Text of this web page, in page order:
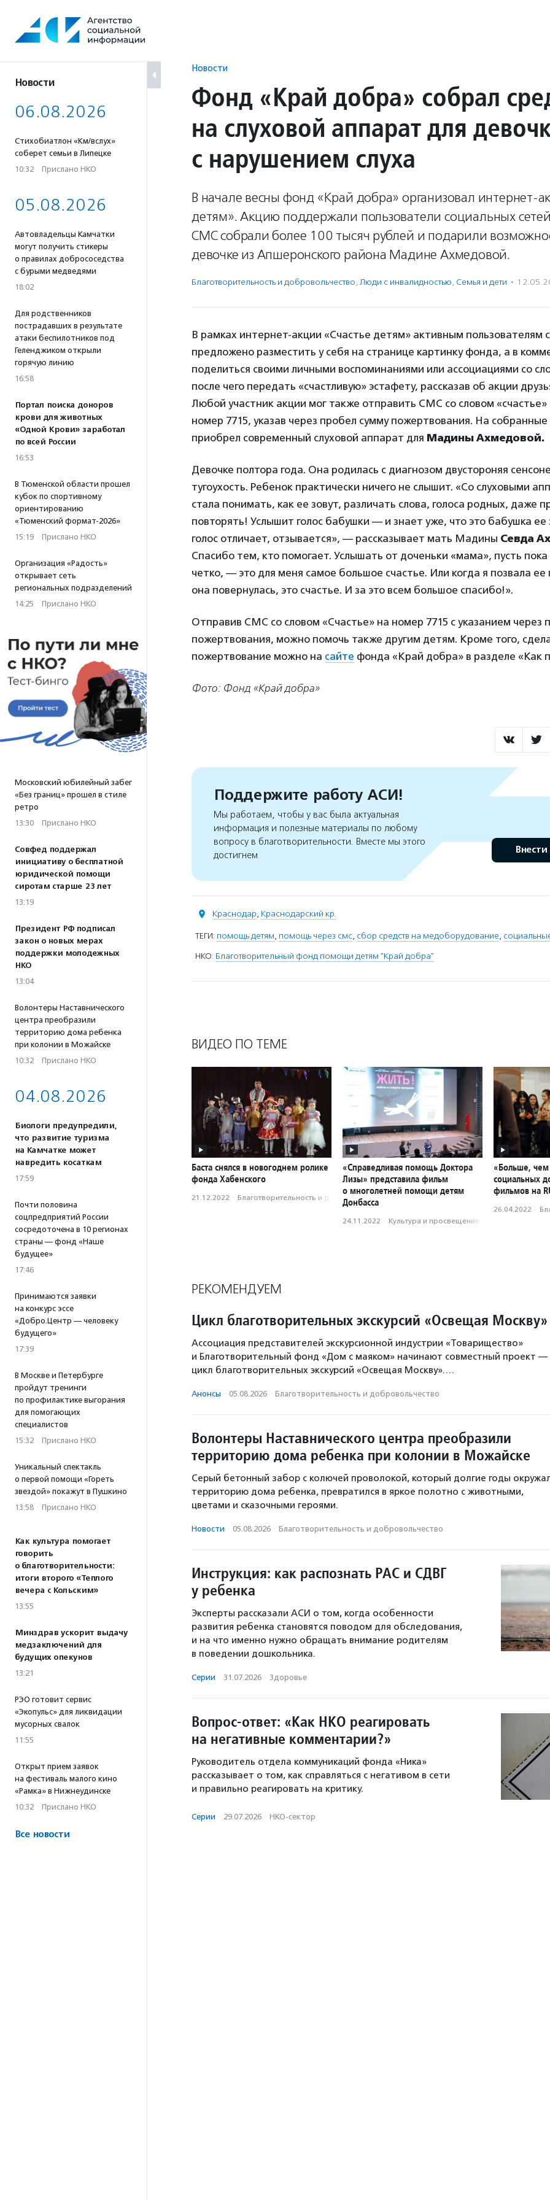
содержанию
Новости
06.08.2026
Стихобиатлон «Км/вслух»
соберет семьи в Липецке
10:32 · Прислано НКО
05.08.2026
Автовладельцы Камчатки
могут получить стикеры
о правилах добрососедства
с бурыми медведями
18:02
Для родственников
пострадавших в результате
атаки беспилотников под
Геленджиком открыли
горячую линию
16:58
Портал поиска доноров
крови для животных
«Одной Крови» заработал
по всей России
16:53
В Тюменской области прошел
кубок по спортивному
ориентированию
«Тюменский формат-2026»
15:19 · Прислано НКО
Организация «Радость»
открывает сеть
региональных подразделений
14:25 · Прислано НКО
Московский юбилейный забег
«Без границ» прошел в стиле
ретро
13:30 · Прислано НКО
Совфед поддержал
инициативу о бесплатной
юридической помощи
сиротам старше 23 лет
13:19
Президент РФ подписал
закон о новых мерах
поддержки молодежных
НКО
13:04
Волонтеры Наставнического
центра преобразили
территорию дома ребенка
при колонии в Можайске
10:32 · Прислано НКО
04.08.2026
Биологи предупредили,
что развитие туризма
на Камчатке может
навредить косаткам
17:59
Почти половина
соцпредприятий России
сосредоточена в 10 регионах
страны — фонд «Наше
будущее»
17:46
Принимаются заявки
на конкурс эссе
«Добро.Центр — человеку
будущего»
17:39
В Москве и Петербурге
пройдут тренинги
по профилактике выгорания
для помогающих
специалистов
15:32 · Прислано НКО
Уникальный спектакль
о первой помощи «Гореть
звездой» покажут в Пушкино
13:58 · Прислано НКО
Как культура помогает
говорить
о благотворительности:
итоги второго «Теплого
вечера с Кольским»
13:55
Минздрав ускорит выдачу
медзаключений для
будущих опекунов
13:21
РЭО готовит сервис
«Экопульс» для ликвидации
мусорных свалок
11:55
Открыт прием заявок
на фестиваль малого кино
«Рамка» в Нижнеудинске
10:32 · Прислано НКО
Все новости
Новости
Фонд «Край добра» собрал
на слуховой аппарат для
с нарушением слуха
В начале весны фонд «Край добра» организовал интернет-
детям». Акцию поддержали пользователи социальных
СМС собрали более 100 тысяч рублей и подарили
девочке из Апшеронского района Мадине Ахмедовой.
Благотвори­тель­ность и доброволь­чест­во, Люди с инвалидностью, Семья и дети ·
В рамках интернет-акции «Счастье детям» активным пользователям
предложено разместить у себя на странице картинку фонда, а в
поделиться своими личными воспоминаниями или ассоциациями со
после чего передать «счастливую» эстафету, рассказав об акции
Любой участник акции мог также отправить СМС со словом «счастье»
номер 7715, указав через пробел сумму пожертвования. На
приобрел современный слуховой аппарат для Мадины Ахмедовой.
Девочке полтора года. Она родилась с диагнозом двустороняя
тугоухость. Ребенок практически ничего не слышит. «Со слуховыми
стала понимать, как ее зовут, различать слова, голоса родных, даже
повторять! Услышит голос бабушки — и знает уже, что это бабушка ее
голос отличает, отзывается», — рассказывает мать Мадины Севда
Спасибо тем, кто помогает. Услышать от доченьки «мама», пусть
четко, — это для меня самое большое счастье. Или когда я позвала
она повернулась, это счастье. И за это всем большое спасибо!».
Отправив СМС со словом «Счастье» на номер 7715 с указанием через
пожертвования, можно помочь также другим детям. Кроме того,
пожертвование можно на сайте фонда «Край добра» в разделе «Как
Фото: Фонд «Край добра»
Поддержите работу АСИ!
Мы работаем, чтобы у вас была актуальная
информация и полезные материалы по любому
вопросу в благотворительности. Вместе мы этого
достигнем
Внести
Краснодар, Краснодарский кр.
ТЕГИ: помощь детям, помощь через смс, сбор средств на медоборудование,
НКО: Благотворительный фонд помощи детям "Край добра"
ВИДЕО ПО ТЕМЕ
Баста снялся в новогоднем ролике
фонда Хабенского
21.12.2022 · Благотвори­тель­ность и доброволь­чест­во
«Справедливая помощь Доктора
Лизы» представила фильм
о многолетней помощи детям
Донбасса
24.11.2022 · Культура и просвещение
«Больше, чем
социальных
фильмов на
26.04.2022 ·
РЕКОМЕНДУЕМ
Цикл благотворительных экскурсий «Освещая Москву»
Ассоциация представителей экскурсионной индустрии «Товарищество»
и Благотворительный фонд «Дом с маяком» начинают совместный проект —
цикл благотворительных экскурсий «Освещая Москву».…
Анонсы · 05.08.2026 · Благотвори­тель­ность и доброволь­чест­во
Волонтеры Наставнического центра преобразили
территорию дома ребенка при колонии в Можайске
Серый бетонный забор с колючей проволокой, который долгие годы
территорию дома ребенка, превратился в яркое полотно с животными,
цветами и сказочными героями.
Новости · 05.08.2026 · Благотвори­тель­ность и доброволь­чест­во
Инструкция: как распознать РАС и СДВГ
у ребенка
Эксперты рассказали АСИ о том, когда особенности
развития ребенка становятся поводом для обследования,
и на что именно нужно обращать внимание родителям
в поведении дошкольника.
Серии · 31.07.2026 · Здоровье
Вопрос-ответ: «Как НКО реагировать
на негативные комментарии?»
Руководитель отдела коммуникаций фонда «Ника»
рассказывает о том, как справляться с негативом в сети
и правильно реагировать на критику.
Серии · 29.07.2026 · НКО-сектор